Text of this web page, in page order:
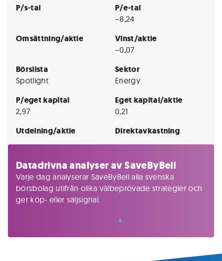
P/s-tal P/e-tal
−8,24
Omsättning/aktie Vinst/aktie
−0,07
Börslista
Spotlight
Sektor
Energy
P/eget kapital
2,97
Eget kapital/aktie
0,21
Utdelning/aktie Direktavkastning
Datadrivna analyser av SaveByBell
Varje dag analyserar SaveByBell alla svenska
börsbolag utifrån olika välbeprövade strategier och
ger köp- eller säljsignal.